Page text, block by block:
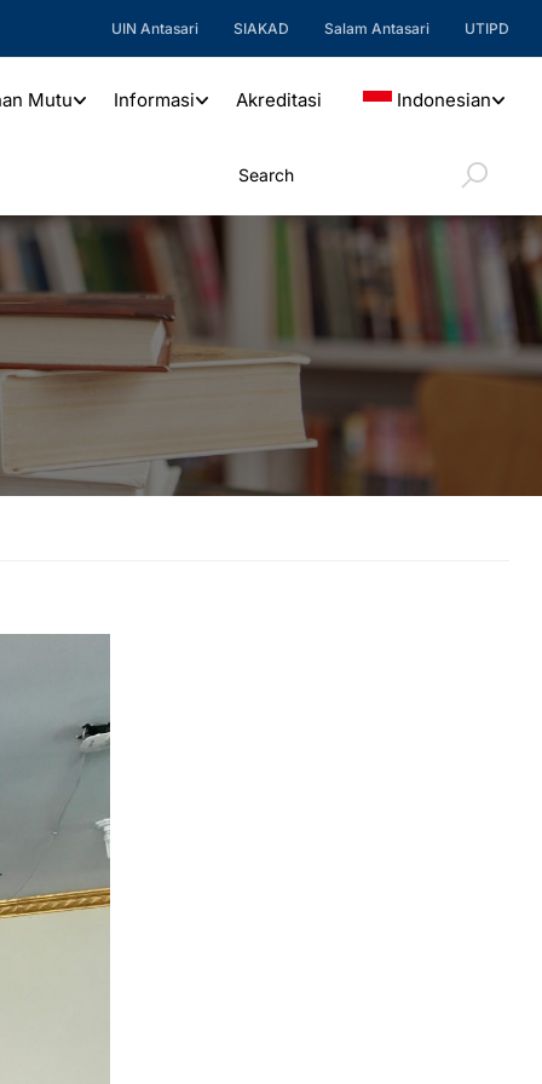
UIN Antasari SIAKAD Salam Antasari UTIPD
Mutu Informasi Akreditasi Indonesian